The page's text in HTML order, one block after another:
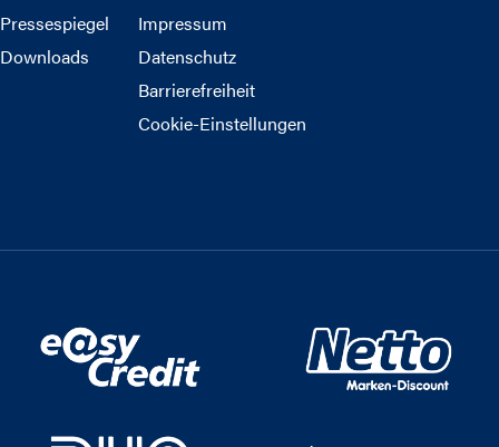
Pressespiegel
Downloads
Impressum
Datenschutz
Barrierefreiheit
Cookie-Einstellungen